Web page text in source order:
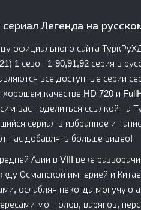
Легенда на
официального сайта
1 сезон 1-90,91,92 серия в
все доступные серии
качестве HD 720 и
вас поделиться ссылкой на
сериал в избранное и
нас добавлять больше видео!
Азии в VIII веке
Османской империей и
ослабляя некогда могучую
монголов, варягов,